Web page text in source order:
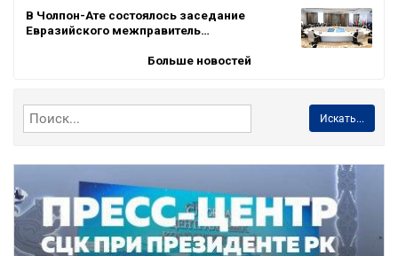
В Чолпон-Ате состоялось заседание
Евразийского межправитель…
Больше новостей
Искать...